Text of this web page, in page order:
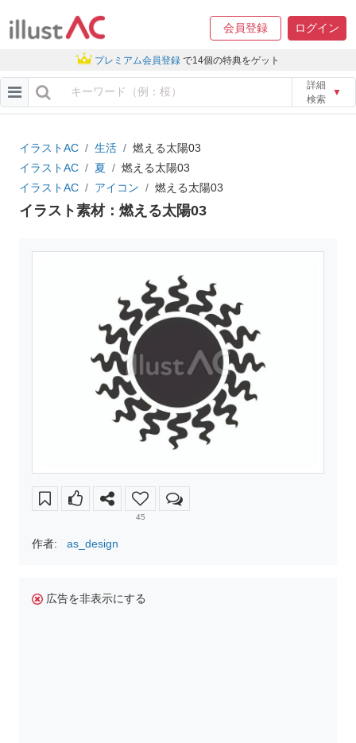
会員登録 ログイン
プレミアム会員登録 で14個の特典をゲット
詳細
検索
▼
イラストAC 生活
燃える太陽03
イラストAC
夏
燃える太陽03
イラストAC
アイコン 燃える太陽03
イラスト素材：燃える太陽03
45
作者: as_design
広告を非表示にする